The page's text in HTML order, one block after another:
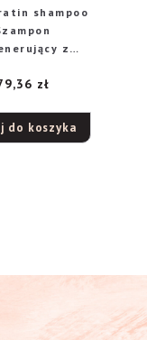
shampoo
z
zł
do koszyka